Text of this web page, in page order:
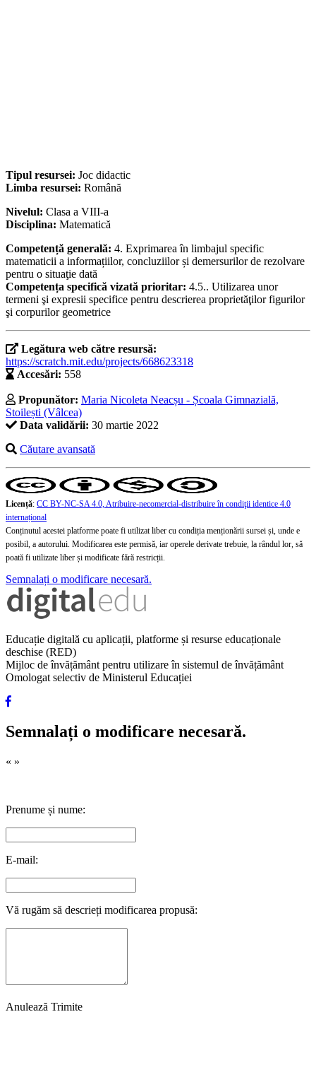
Tipul resursei: Joc didactic
Limba resursei: Română
Nivelul: Clasa a VIII-a
Disciplina: Matematică
Competență generală: 4. Exprimarea în limbajul specific
matematicii a informațiilor, concluziilor și demersurilor de rezolvare
pentru o situaţie dată
Competența specifică vizată prioritar: 4.5.. Utilizarea unor
termeni şi expresii specifice pentru descrierea proprietăţilor figurilor
şi corpurilor geometrice
Legătura web către resursă:
https://scratch.mit.edu/projects/668623318
Accesări: 558
Propunător: Maria Nicoleta Neacșu - Școala Gimnazială,
Stoilești (Vâlcea)
Data validării: 30 martie 2022
Căutare avansată
Licență: CC BY-NC-SA 4.0, Atribuire-necomercial-distribuire în condiţii identice 4.0
internațional
Conținutul acestei platforme poate fi utilizat liber cu condiția menționării sursei și, unde e
posibil, a autorului. Modificarea este permisă, iar operele derivate trebuie, la rândul lor, să
poată fi utilizate liber și modificate fără restricții.
Semnalați o modificare necesară.
Educație digitală cu aplicații, platforme și resurse educaționale
deschise (RED)
Mijloc de învățământ pentru utilizare în sistemul de învățământ
Omologat selectiv de Ministerul Educației
Semnalați o modificare necesară.
« »
Prenume și nume:
E-mail:
Vă rugăm să descrieți modificarea propusă:
Anulează Trimite